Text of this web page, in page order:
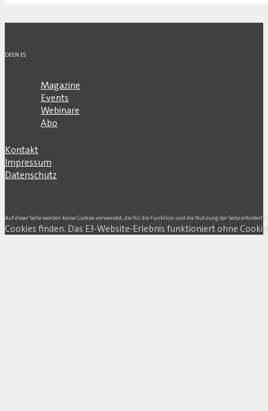
DEEN ES
Magazine
Events
Webinare
Abo
Kontakt
Impressum
Datenschutz
Auf dieser Seite werden keine Cookies verwendet, die für die Funktion und die Nutzung der Seite
Cookies finden. Das E3-Website-Erlebnis funktioniert ohne